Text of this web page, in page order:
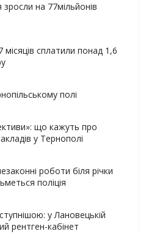
на 77мільйонів
сплатили понад 1,6
полі
що кажуть про
у Тернополі
роботи біля річки
поліція
у Лановецькій
рентген-кабінет